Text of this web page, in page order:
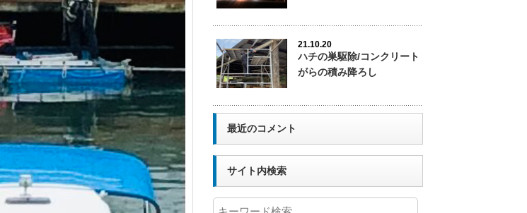
21.10.20
ハチの巣駆除/コンクリート
がらの積み降ろし
最近のコメント
サイト内検索